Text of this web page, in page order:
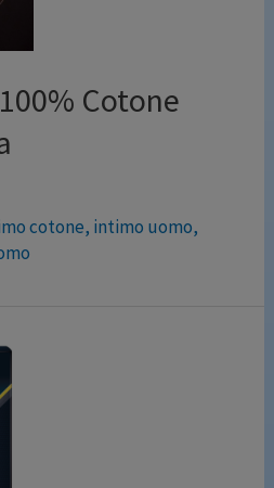
La tomaia
Cotone
cotone, intimo uomo,
Made in Italy 100%